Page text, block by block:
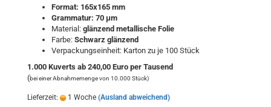
Format: 165x165 mm
Grammatur: 70 μm
Material: glänzend metallische Folie
Farbe: Schwarz glänzend
Verpackungseinheit: Karton zu je 100 Stück
1.000 Kuverts ab 240,00 Euro per Tausend
(bei einer Abnahmemenge von 10.000 Stück)
Lieferzeit: 1 Woche (Ausland abweichend)